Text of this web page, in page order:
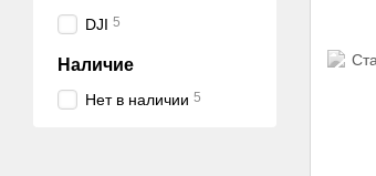
DJI 5
Наличие
Нет в наличии 5